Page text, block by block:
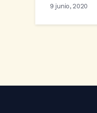
9 junio, 2020